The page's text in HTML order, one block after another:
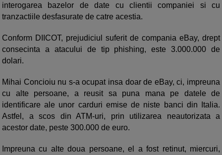
interogarea bazelor de date cu clientii companiei si cu
tranzactiile desfasurate de catre acestia.
Conform DIICOT, prejudiciul suferit de compania eBay, drept
consecinta a atacului de tip phishing, este 3.000.000 de
dolari.
Mihai Concioiu nu s-a ocupat insa doar de eBay, ci, impreuna
cu alte persoane, a reusit sa puna mana pe datele de
identificare ale unor carduri emise de niste banci din Italia.
Astfel, a scos din ATM-uri, prin utilizarea neautorizata a
acestor date, peste 300.000 de euro.
Impreuna cu alte doua persoane, el a fost retinut, miercuri,